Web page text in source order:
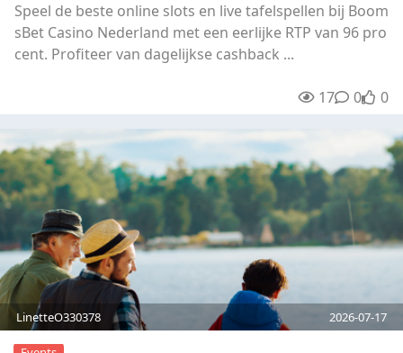
Speel de beste online slots en live tafelspellen bij Boom
sBet Casino Nederland met een eerlijke RTP van 96 pro
cent. Profiteer van dagelijkse cashback ...
17 00 0
LinetteO330378 2026-07-17